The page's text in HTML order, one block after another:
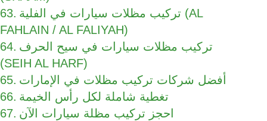
تركيب مظلات سيارات في الفلية (AL
FAHLAIN / AL FALIYAH)
تركيب مظلات سيارات في سيح الحرف
(SEIH AL HARF)
أفضل شركات تركيب مظلات في الإمارات
تغطية شاملة لكل رأس الخيمة
احجز تركيب مظلة سيارات الآن